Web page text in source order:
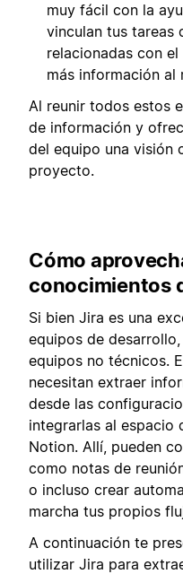
muy fácil con la
vinculan tus tareas
relacionadas con
más información al
Al reunir todos estos
de información y
del equipo una visión
proyecto.
Cómo
conocimientos
Si bien Jira es una
equipos de
equipos no técnicos.
necesitan extraer
desde las
integrarlas al espacio
Notion. Allí, pueden
como notas de
o incluso crear
marcha tus propios
A continuación te
utilizar Jira para